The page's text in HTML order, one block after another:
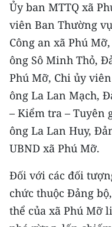
Media Y tế
Media Khoa học -
Media Môi trường
Ảnh
Infographic
TIN MỚI
TIN ĐỊA PHƯƠNG
Trung du và miền
Ủy ban MTTQ xã
viên Ban Thường
Công an xã Phú
ông Sô Minh Thỏ,
Phú Mỡ, Chi ủy
ông La Lan Mạch,
– Kiểm tra – Tuyên
ông La Lan Huy,
UBND xã Phú Mỡ.
Đối với các đối
chức thuộc Đảng
thể của xã Phú Mỡ